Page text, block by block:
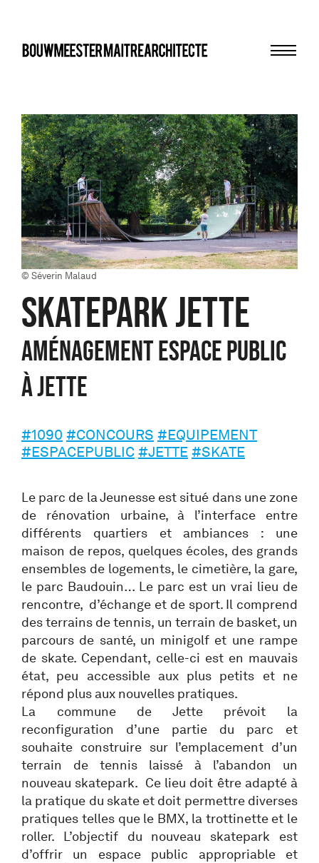
bma
© Séverin Malaud
Skatepark Jette
Aménagement espace public
à Jette
#1090 #CONCOURS #EQUIPEMENT
#ESPACEPUBLIC #JETTE #SKATE
Le parc de la Jeunesse est situé dans une zone
de rénovation urbaine, à l’interface entre
différents quartiers et ambiances : une
maison de repos, quelques écoles, des grands
ensembles de logements, le cimetière, la gare,
le parc Baudouin… Le parc est un vrai lieu de
rencontre, d’échange et de sport. Il comprend
des terrains de tennis, un terrain de basket, un
parcours de santé, un minigolf et une rampe
de skate. Cependant, celle-ci est en mauvais
état, peu accessible aux plus petits et ne
répond plus aux nouvelles pratiques.
La commune de Jette prévoit la
reconfiguration d’une partie du parc et
souhaite construire sur l’emplacement d’un
terrain de tennis laissé à l’abandon un
nouveau skatepark. Ce lieu doit être adapté à
la pratique du skate et doit permettre diverses
pratiques telles que le BMX, la trottinette et le
roller. L’objectif du nouveau skatepark est
d’offrir un espace public appropriable et